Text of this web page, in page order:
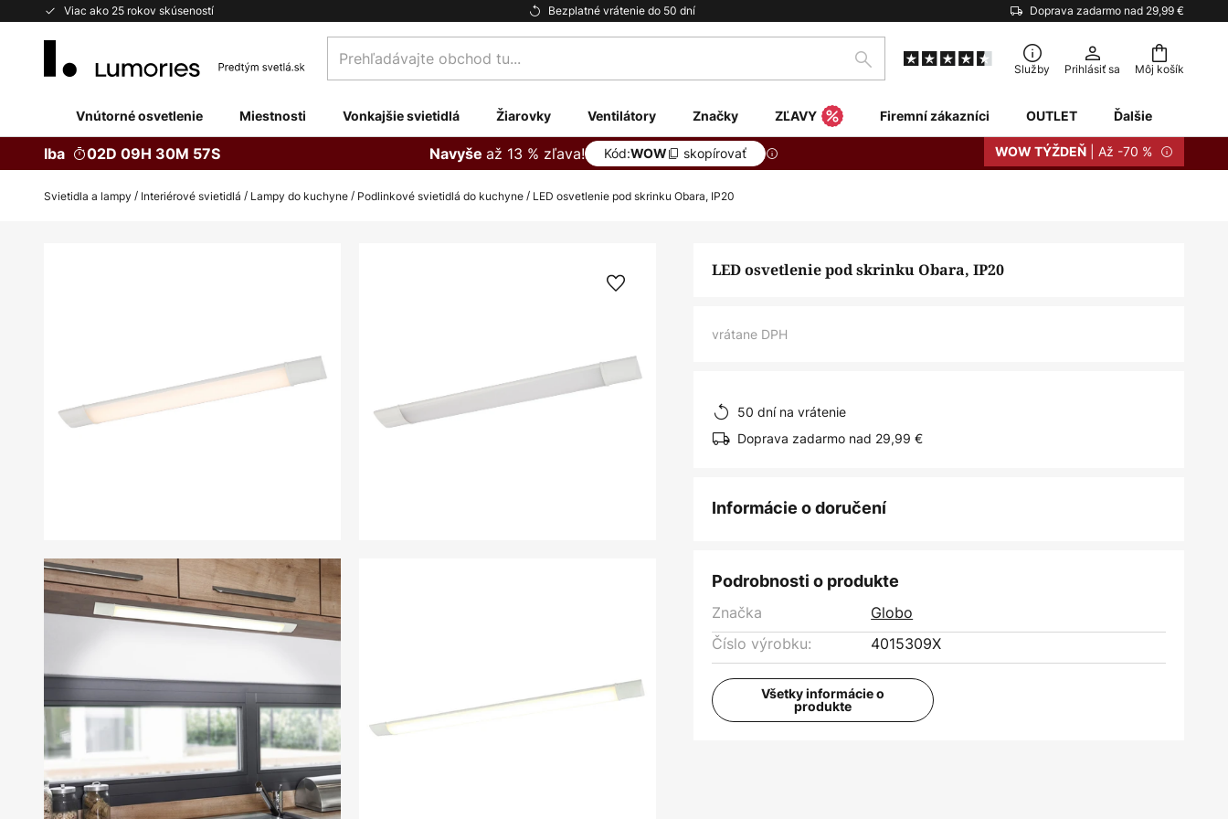
Viac ako 25 rokov skúseností Bezplatné vrátenie do 50 dní Doprava zadarmo nad 29,99 €
Skip
Môj košík
Prehľadávajte
obchod
Hľadať Služby Prihlásiť sa
Vnútorné osvetlenie Miestnosti Vonkajšie svietidlá Žiarovky Ventilátory Značky ZĽAVY Firemní zákazníci OUTLET Ďalšie
Iba 02D 09H 30M 56S Navyše až 13 % zľava! Kód:WOW skopírovať WOW TÝŽDEŇ | Až -70 %
Svietidla a lampy Interiérové svietidlá Lampy do kuchyne Podlinkové svietidlá do kuchyne LED osvetlenie pod skrinku Obara, IP20
LED osvetlenie pod skrinku Obara, IP20
vrátane DPH
50 dní na vrátenie
Doprava zadarmo nad 29,99 €
Informácie o doručení
Podrobnosti o produkte
Značka
Globo
Číslo výrobku:
4015309X
Všetky informácie o
produkte